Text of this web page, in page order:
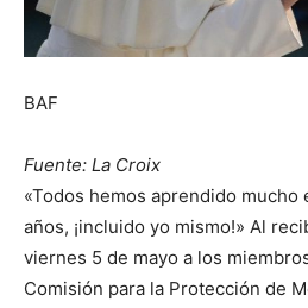
BAF
Fuente: La Croix
«Todos hemos aprendido
años, ¡incluido yo mismo!» Al
viernes 5 de mayo a los
Comisión para la Protección de